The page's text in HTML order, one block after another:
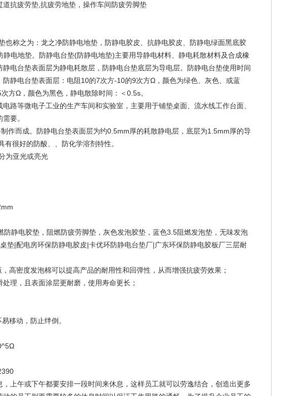
抗疲劳垫,抗疲劳地垫，操作车间防疲劳脚垫
称之为：龙之净防静电地垫，防静电胶皮、抗静电胶皮、防静电绿面黑底胶
电地垫。防静电台垫(防静电地垫)主要用导静电材料、静电耗散材料及合成橡
电台垫表面层为静电耗散层，防静电台垫底层为导电层。防静电台垫使用时间
静电台垫表面层：电阻10的7次方-10的9次方Ω，颜色为绿色、灰色、或蓝
方Ω，颜色为黑色，静电散除时间：＜0.5s。
路等微电子工业的生产车间和实验室，主要用于铺垫桌面、流水线工作台面、
要。
作而成。防静电台垫表面层为约0.5mm厚的耗散静电层，底层为1.5mm厚的导
很好的防酸、、防化学溶剂特性。
为亚光或亮光
静电胶垫，阻燃防疲劳脚垫，灰色发泡胶垫，蓝色3.5阻燃发泡垫，无味发泡
垫|配电房环保防静电胶皮|卡优环防静电台垫厂|广东环保防静电胶板厂三层耐
高密度发泡棉可以提高产品的耐用性和回弹性，从而增强抗疲劳效果；
理，且表面涂层更耐磨，使用寿命更长；
移动，防止绊倒。
上午或下午都要安排一段时间来休息，这样员工就可以劳逸结合，创造出更多